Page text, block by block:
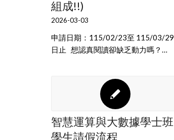
組成!!)
2026-03-03
申請日期：115/02/23至 115/03/29
日止 想認真閱讀卻缺乏動力嗎？…
智慧運算與大數據學士班
學生請假流程